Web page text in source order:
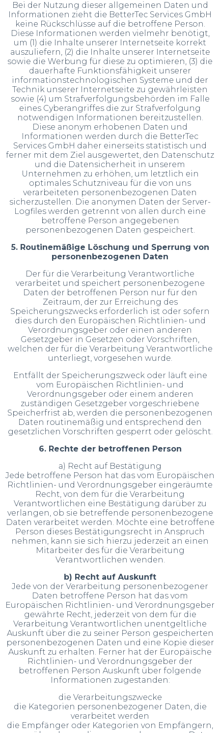
Bei der Nutzung dieser allgemeinen Daten und
Informationen zieht die BetterTec Services GmbH
keine Rückschlüsse auf die betroffene Person.
Diese Informationen werden vielmehr benötigt,
um (1) die Inhalte unserer Internetseite korrekt
auszuliefern, (2) die Inhalte unserer Internetseite
sowie die Werbung für diese zu optimieren, (3) die
dauerhafte Funktionsfähigkeit unserer
informationstechnologischen Systeme und der
Technik unserer Internetseite zu gewährleisten
sowie (4) um Strafverfolgungsbehörden im Falle
eines Cyberangriffes die zur Strafverfolgung
notwendigen Informationen bereitzustellen.
Diese anonym erhobenen Daten und
Informationen werden durch die BetterTec
Services GmbH daher einerseits statistisch und
ferner mit dem Ziel ausgewertet, den Datenschutz
und die Datensicherheit in unserem
Unternehmen zu erhöhen, um letztlich ein
optimales Schutzniveau für die von uns
verarbeiteten personenbezogenen Daten
sicherzustellen. Die anonymen Daten der Server-
Logfiles werden getrennt von allen durch eine
betroffene Person angegebenen
personenbezogenen Daten gespeichert.
5. Routinemäßige Löschung und Sperrung von
personenbezogenen Daten
Der für die Verarbeitung Verantwortliche
verarbeitet und speichert personenbezogene
Daten der betroffenen Person nur für den
Zeitraum, der zur Erreichung des
Speicherungszwecks erforderlich ist oder sofern
dies durch den Europäischen Richtlinien- und
Verordnungsgeber oder einen anderen
Gesetzgeber in Gesetzen oder Vorschriften,
welchen der für die Verarbeitung Verantwortliche
unterliegt, vorgesehen wurde.
Entfällt der Speicherungszweck oder läuft eine
vom Europäischen Richtlinien- und
Verordnungsgeber oder einem anderen
zuständigen Gesetzgeber vorgeschriebene
Speicherfrist ab, werden die personenbezogenen
Daten routinemäßig und entsprechend den
gesetzlichen Vorschriften gesperrt oder gelöscht.
6. Rechte der betroffenen Person
a) Recht auf Bestätigung
Jede betroffene Person hat das vom Europäischen
Richtlinien- und Verordnungsgeber eingeräumte
Recht, von dem für die Verarbeitung
Verantwortlichen eine Bestätigung darüber zu
verlangen, ob sie betreffende personenbezogene
Daten verarbeitet werden. Möchte eine betroffene
Person dieses Bestätigungsrecht in Anspruch
nehmen, kann sie sich hierzu jederzeit an einen
Mitarbeiter des für die Verarbeitung
Verantwortlichen wenden.
b) Recht auf Auskunft
Jede von der Verarbeitung personenbezogener
Daten betroffene Person hat das vom
Europäischen Richtlinien- und Verordnungsgeber
gewährte Recht, jederzeit von dem für die
Verarbeitung Verantwortlichen unentgeltliche
Auskunft über die zu seiner Person gespeicherten
personenbezogenen Daten und eine Kopie dieser
Auskunft zu erhalten. Ferner hat der Europäische
Richtlinien- und Verordnungsgeber der
betroffenen Person Auskunft über folgende
Informationen zugestanden:
die Verarbeitungszwecke
die Kategorien personenbezogener Daten, die
verarbeitet werden
die Empfänger oder Kategorien von Empfängern,